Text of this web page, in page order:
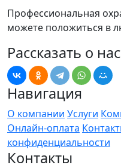
Профессиональная
можете положиться в
Рассказать о нас
Навигация
О компании Услуги
Онлайн-оплата
конфиденциальности
Контакты